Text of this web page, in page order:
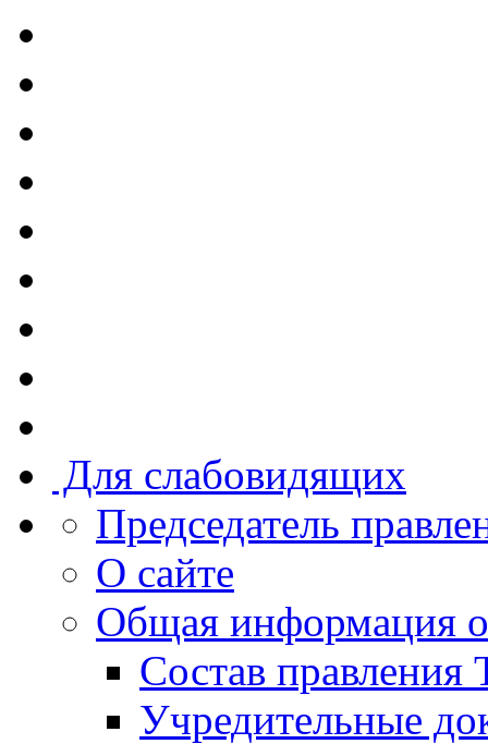
Для слабовидящих
Председатель
О сайте
Общая информация
Состав
Учредительные